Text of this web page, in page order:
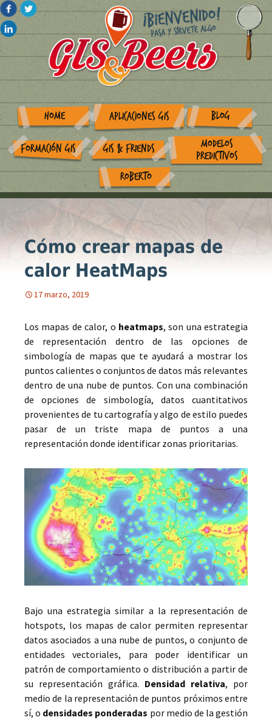
HOME APLICACIONES GIS BLOG
FORMACIÓN GIS GIS & FRIENDS
MODELOS
PREDICTIVOS
ROBERTO
Cómo crear mapas de
calor HeatMaps
17 marzo, 2019
Los mapas de calor, o heatmaps, son una estrategia
de representación dentro de las opciones de
simbología de mapas que te ayudará a mostrar los
puntos calientes o conjuntos de datos más relevantes
dentro de una nube de puntos. Con una combinación
de opciones de simbología, datos cuantitativos
provenientes de tu cartografía y algo de estilo puedes
pasar de un triste mapa de puntos a una
representación donde identificar zonas prioritarias.
Bajo una estrategia similar a la representación de
hotspots, los mapas de calor permiten representar
datos asociados a una nube de puntos, o conjunto de
entidades vectoriales, para poder identificar un
patrón de comportamiento o distribución a partir de
su representación gráfica. Densidad relativa, por
medio de la representación de puntos próximos entre
sí, o densidades ponderadas por medio de la gestión